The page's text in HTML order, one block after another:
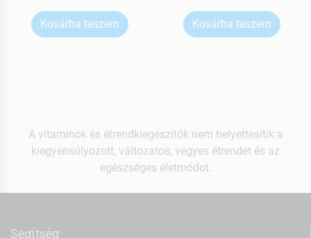
Kosárba teszem Kosárba teszem
A vitaminok és étrendkiegészítők nem helyettesítik a
kiegyensúlyozott, változatos, vegyes étrendet és az
egészséges életmódot.
Segítség